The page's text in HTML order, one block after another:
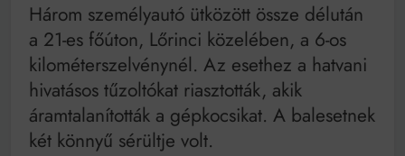
Három személyautó ütközött össze délután
a 21-es főúton, Lőrinci közelében, a 6-os
kilométerszelvénynél. Az esethez a hatvani
hivatásos tűzoltókat riasztották, akik
áramtalanították a gépkocsikat. A balesetnek
két könnyű sérültje volt.